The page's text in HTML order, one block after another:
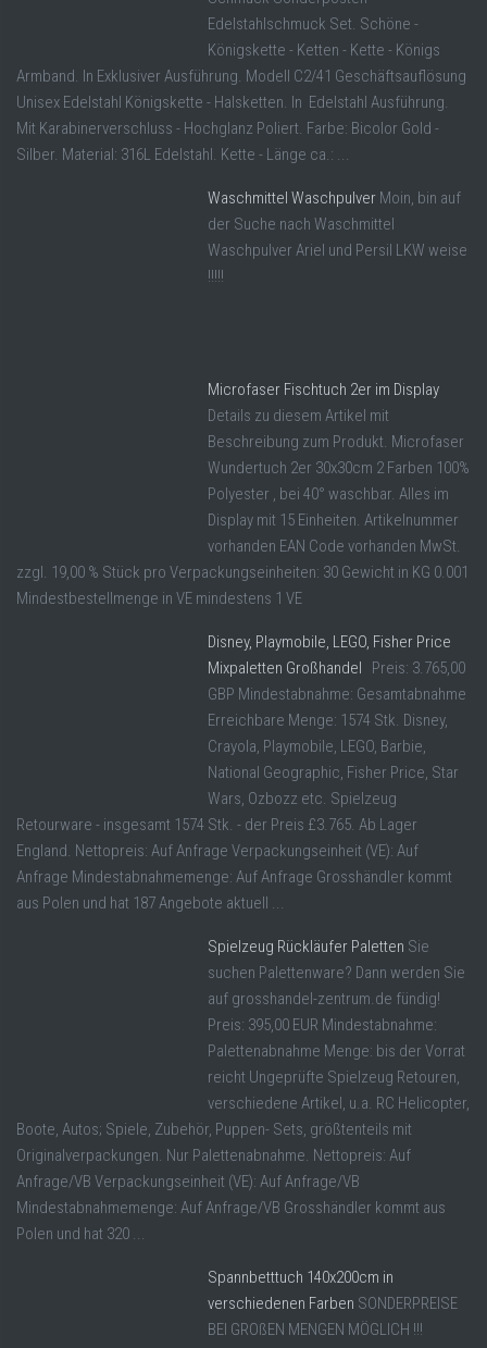
Edelstahlschmuck Set. Schöne -
Königskette - Ketten - Kette - Königs
Armband. In Exklusiver Ausführung. Modell C2/41 Geschäftsauflösung
Unisex Edelstahl Königskette - Halsketten. In Edelstahl Ausführung.
Mit Karabinerverschluss - Hochglanz Poliert. Farbe: Bicolor Gold -
Silber. Material: 316L Edelstahl. Kette - Länge ca.: ...
Waschmittel Waschpulver Moin, bin auf
der Suche nach Waschmittel
Waschpulver Ariel und Persil LKW weise
!!!!!
Microfaser Fischtuch 2er im Display
Details zu diesem Artikel mit
Beschreibung zum Produkt. Microfaser
Wundertuch 2er 30x30cm 2 Farben 100%
Polyester , bei 40° waschbar. Alles im
Display mit 15 Einheiten. Artikelnummer
vorhanden EAN Code vorhanden MwSt.
zzgl. 19,00 % Stück pro Verpackungseinheiten: 30 Gewicht in KG 0.001
Mindestbestellmenge in VE mindestens 1 VE
Disney, Playmobile, LEGO, Fisher Price
Mixpaletten Großhandel
Preis: 3.765,00
GBP Mindestabnahme: Gesamtabnahme
Erreichbare Menge: 1574 Stk. Disney,
Crayola, Playmobile, LEGO, Barbie,
National Geographic, Fisher Price, Star
Wars, Ozbozz etc. Spielzeug
Retourware - insgesamt 1574 Stk. - der Preis £3.765. Ab Lager
England. Nettopreis: Auf Anfrage Verpackungseinheit (VE): Auf
Anfrage Mindestabnahmemenge: Auf Anfrage Grosshändler kommt
aus Polen und hat 187 Angebote aktuell ...
Spielzeug Rückläufer Paletten Sie
suchen Palettenware? Dann werden Sie
auf grosshandel-zentrum.de fündig!
Preis: 395,00 EUR Mindestabnahme:
Palettenabnahme Menge: bis der Vorrat
reicht Ungeprüfte Spielzeug Retouren,
verschiedene Artikel, u.a. RC Helicopter,
Boote, Autos; Spiele, Zubehör, Puppen- Sets, größtenteils mit
Originalverpackungen. Nur Palettenabnahme. Nettopreis: Auf
Anfrage/VB Verpackungseinheit (VE): Auf Anfrage/VB
Mindestabnahmemenge: Auf Anfrage/VB Grosshändler kommt aus
Polen und hat 320 ...
Spannbetttuch 140x200cm in
verschiedenen Farben SONDERPREISE
BEI GROßEN MENGEN MÖGLICH !!!